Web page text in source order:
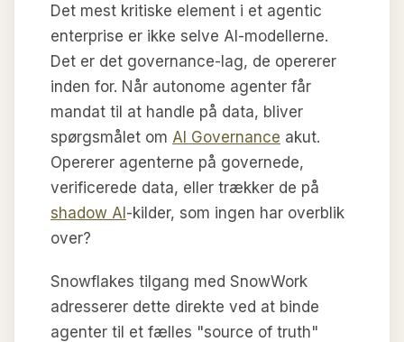
Det mest kritiske element i et agentic
enterprise er ikke selve AI-modellerne.
Det er det governance-lag, de opererer
inden for. Når autonome agenter får
mandat til at handle på data, bliver
spørgsmålet om AI Governance akut.
Opererer agenterne på governede,
verificerede data, eller trækker de på
shadow AI-kilder, som ingen har overblik
over?
Snowflakes tilgang med SnowWork
adresserer dette direkte ved at binde
agenter til et fælles "source of truth"